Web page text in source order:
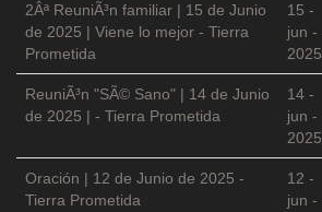
2Âª ReuniÃ³n familiar | 15 de Junio
de 2025 | Viene lo mejor - Tierra
Prometida
15 -
jun -
2025
ReuniÃ³n "SÃ© Sano" | 14 de Junio
de 2025 | - Tierra Prometida
14 -
jun -
2025
Oración | 12 de Junio de 2025 -
Tierra Prometida
12 -
jun -